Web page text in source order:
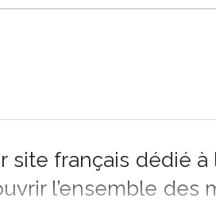
site français dédié à
l’ensemble des